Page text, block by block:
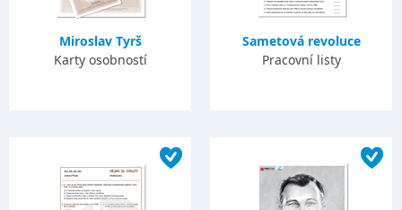
Miroslav Tyrš
Karty osobností
Sametová revoluce
Pracovní listy